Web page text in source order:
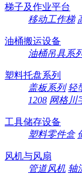
梯子及作业平台
移动工作梯
油桶搬运设备
油桶吊具系
塑料托盘系列
盖板系列 轻
1208 网格川
工具储存设备
塑料零件盒
风机与风扇
管道风机 轴